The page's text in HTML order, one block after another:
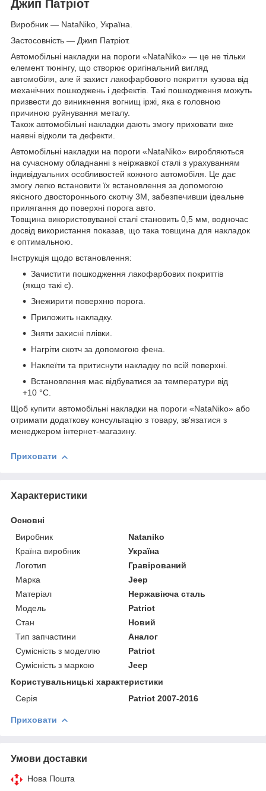
Джип Патріот
Виробник — NataNiko, Україна.
Застосовність — Джип Патріот.
Автомобільні накладки на пороги «NataNiko» — це не тільки
елемент тюнінгу, що створює оригінальний вигляд
автомобіля, але й захист лакофарбового покриття кузова від
механічних пошкоджень і дефектів. Такі пошкодження можуть
призвести до виникнення вогнищ іржі, яка є головною
причиною руйнування металу.
Також автомобільні накладки дають змогу приховати вже
наявні відколи та дефекти.
Автомобільні накладки на пороги «NataNiko» виробляються
на сучасному обладнанні з неіржавкої сталі з урахуванням
індивідуальних особливостей кожного автомобіля. Це дає
змогу легко встановити їх встановлення за допомогою
якісного двостороннього скотчу 3M, забезпечивши ідеальне
прилягання до поверхні порога авто.
Товщина використовуваної сталі становить 0,5 мм, водночас
досвід використання показав, що така товщина для накладок
є оптимальною.
Інструкція щодо встановлення:
Зачистити пошкодження лакофарбових покриттів
(якщо такі є).
Знежирити поверхню порога.
Приложить накладку.
Зняти захисні плівки.
Нагріти скотч за допомогою фена.
Наклеїти та притиснути накладку по всій поверхні.
Встановлення має відбуватися за температури від
+10 °C.
Щоб купити автомобільні накладки на пороги «NataNiko» або
отримати додаткову консультацію з товару, зв'язатися з
менеджером інтернет-магазину.
Приховати
Характеристики
Основні
Виробник
Nataniko
Країна виробник
Україна
Логотип
Гравірований
Марка
Jeep
Матеріал
Нержавіюча сталь
Модель
Patriot
Стан
Новий
Тип запчастини
Аналог
Сумісність з моделлю
Patriot
Сумісність з маркою
Jeep
Користувальницькі характеристики
Серія
Patriot 2007-2016
Приховати
Умови доставки
Нова Пошта